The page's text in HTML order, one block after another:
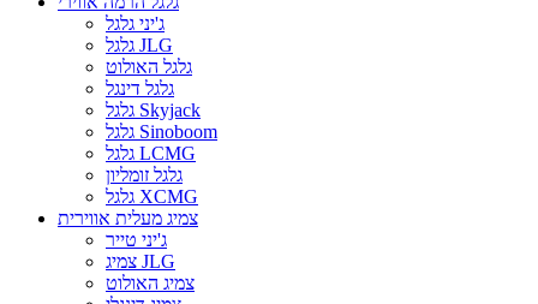
ג'יני גלגל
גלגל JLG
גלגל האולוט
גלגל דינגל
גלגל Skyjack
גלגל Sinoboom
גלגל LCMG
גלגל זומליון
גלגל XCMG
צמיג מעלית אווירית
ג'יני טייר
צמיג JLG
צמיג האולוט